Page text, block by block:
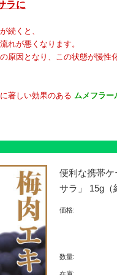
ラに
くと、
が悪くなります。
となり、この状態が慢性
著しい効果のある ムメフラー
便利な携帯
サラ」 15g（
価格:
数量: